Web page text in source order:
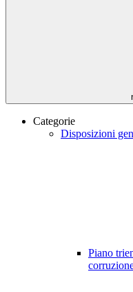
Categorie
Disposizioni
Piano